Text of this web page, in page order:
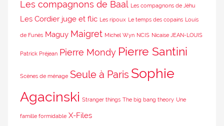
Les compagnons de Baal Les compagnons de Jéhu
Les Cordier juge et flic Les ripoux Le temps des copains Louis
de Funès Maguy Maigret Michel Wyn NCIS Nicaise JEAN-LOUIS
Patrick Préjean Pierre Mondy Pierre Santini
Scènes de ménage Seule à Paris Sophie
Agacinski Stranger things The big bang theory Une
famille formidable X-Files